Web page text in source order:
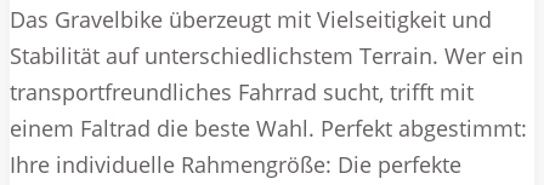
Das Gravelbike überzeugt mit Vielseitigkeit und
Stabilität auf unterschiedlichstem Terrain. Wer ein
transportfreundliches Fahrrad sucht, trifft mit
einem Faltrad die beste Wahl. Perfekt abgestimmt:
Ihre individuelle Rahmengröße: Die perfekte